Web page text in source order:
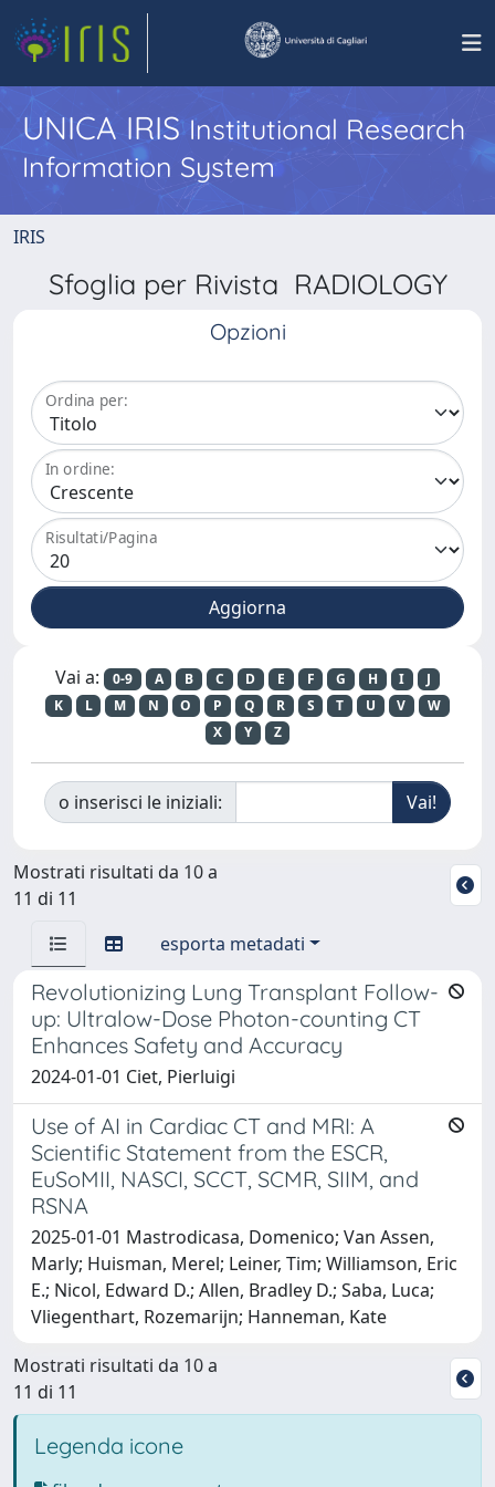
UNICA IRISInstitutional Research
Information System
IRIS
Sfoglia per Rivista RADIOLOGY
Opzioni
Ordina per:
In ordine:
Risultati/Pagina
Vai a: 0-9 A B C D E F G H I
J
K
L M N O P Q R S T U V
W
X
Y Z
o inserisci le iniziali:
Mostrati risultati da 10 a
11 di 11
esporta metadati
Revolutionizing Lung Transplant Follow-
up: Ultralow-Dose Photon-counting CT
Enhances Safety and Accuracy
2024-01-01 Ciet, Pierluigi
Use of AI in Cardiac CT and MRI: A
Scientific Statement from the ESCR,
EuSoMII, NASCI, SCCT, SCMR, SIIM, and
RSNA
2025-01-01 Mastrodicasa, Domenico; Van Assen,
Marly; Huisman, Merel; Leiner, Tim; Williamson, Eric
E.; Nicol, Edward D.; Allen, Bradley D.; Saba, Luca;
Vliegenthart, Rozemarijn; Hanneman, Kate
Mostrati risultati da 10 a
11 di 11
Legenda icone